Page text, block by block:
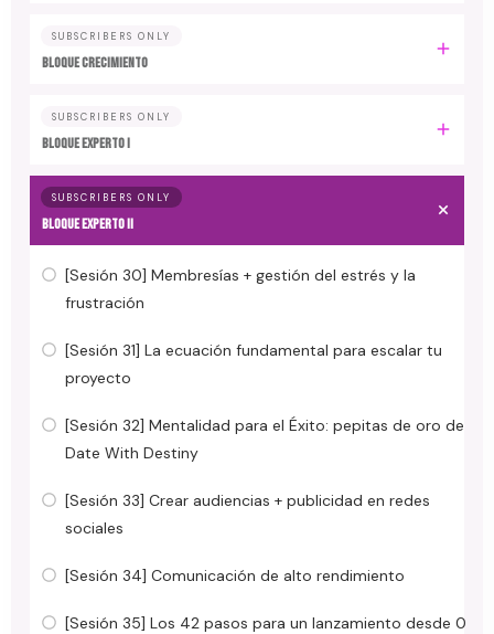
SUBSCRIBERS ONLY
BLOQUE CRECIMIENTO
SUBSCRIBERS ONLY
BLOQUE EXPERTO I
SUBSCRIBERS ONLY
BLOQUE EXPERTO II
[Sesión 30] Membresías + gestión del estrés y la
frustración
[Sesión 31] La ecuación fundamental para escalar tu
proyecto
[Sesión 32] Mentalidad para el Éxito: pepitas de oro de
Date With Destiny
[Sesión 33] Crear audiencias + publicidad en redes
sociales
[Sesión 34] Comunicación de alto rendimiento
[Sesión 35] Los 42 pasos para un lanzamiento desde 0